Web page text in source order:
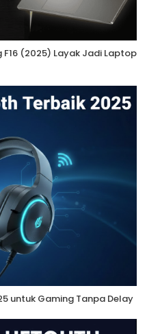
(2025) Layak Jadi Laptop
untuk Gaming Tanpa Delay